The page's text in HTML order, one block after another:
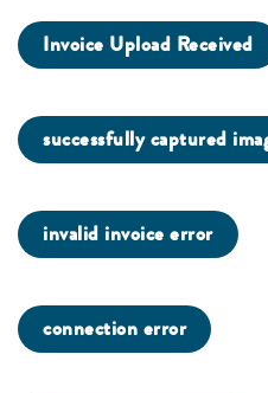
Invoice Upload Received
successfully captured
invalid invoice error
connection error